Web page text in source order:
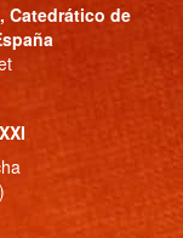
, Catedrático de